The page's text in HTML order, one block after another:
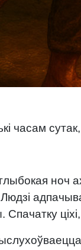
часам
ноч
Людзі